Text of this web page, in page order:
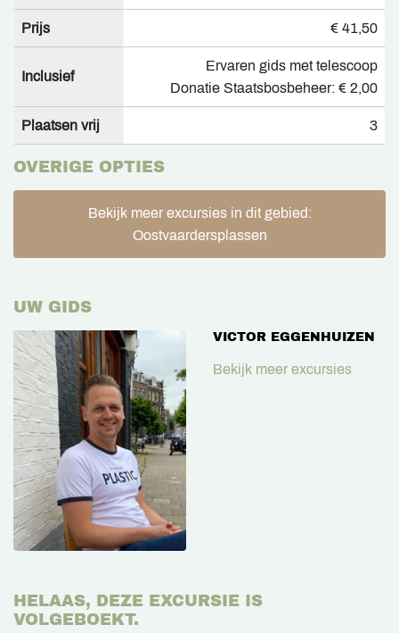
Prijs € 41,50
Inclusief
Ervaren gids met telescoop
Donatie Staatsbosbeheer: € 2,00
Plaatsen vrij 3
OVERIGE OPTIES
Bekijk meer excursies in dit gebied:
Oostvaardersplassen
UW GIDS
VICTOR EGGENHUIZEN
Bekijk meer excursies
HELAAS, DEZE EXCURSIE IS
VOLGEBOEKT.